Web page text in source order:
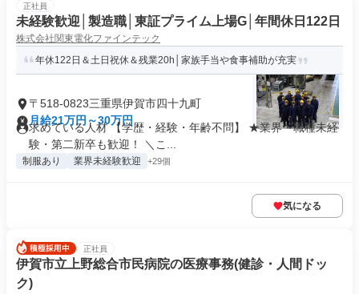
正社員
未経験歓迎│製造職│東証プライム上場G│年間休日122日
株式会社関東電化ファインテック
年休122日＆土日祝休＆残業20h│家族手当や食事補助が充実
〒518-0823三重県伊賀市四十九町
月給21万円～30万円
求めている人材 【学歴・経験・年齢不問】 ★業界・職種未経
験・第二新卒も歓迎！ ＼こ...
制服あり 業界未経験歓迎 +29個
気になる
正社員
伊賀市立上野総合市民病院の医療事務(健診・人間ドッ
ク)